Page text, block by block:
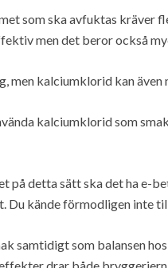
som ska avfuktas
men det beror också
men kalciumklorid kan
kalciumklorid som
på detta sätt ska det ha e-
Du kände förmodligen inte
samtidigt som balansen